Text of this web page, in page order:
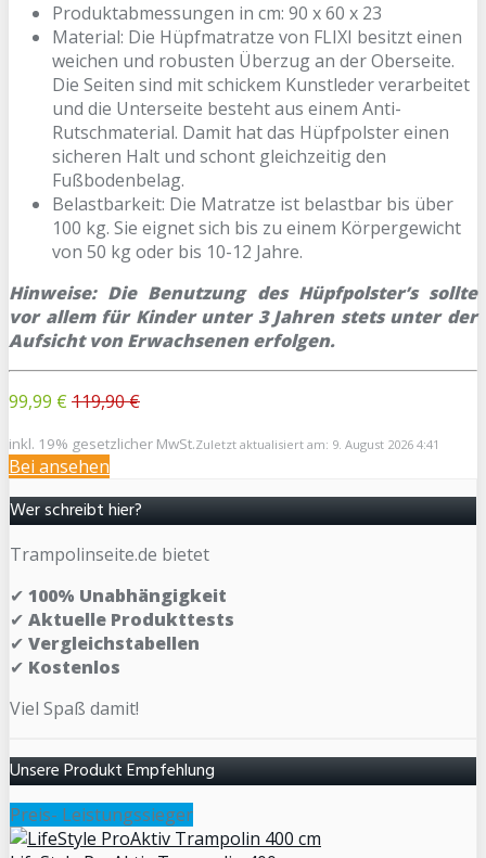
Produktabmessungen in cm: 90 x 60 x 23
Material: Die Hüpfmatratze von FLIXI besitzt einen
weichen und robusten Überzug an der Oberseite.
Die Seiten sind mit schickem Kunstleder verarbeitet
und die Unterseite besteht aus einem Anti-
Rutschmaterial. Damit hat das Hüpfpolster einen
sicheren Halt und schont gleichzeitig den
Fußbodenbelag.
Belastbarkeit: Die Matratze ist belastbar bis über
100 kg. Sie eignet sich bis zu einem Körpergewicht
von 50 kg oder bis 10-12 Jahre.
Hinweise: Die Benutzung des Hüpfpolster’s sollte
vor allem für Kinder unter 3 Jahren stets unter der
Aufsicht von Erwachsenen erfolgen.
99,99 € 119,90 €
inkl. 19% gesetzlicher MwSt.Zuletzt aktualisiert am: 9. August 2026 4:41
Bei ansehen
Wer schreibt hier?
Trampolinseite.de bietet
✔ 100% Unabhängigkeit
✔ Aktuelle Produkttests
✔ Vergleichstabellen
✔ Kostenlos
Viel Spaß damit!
Unsere Produkt Empfehlung
Preis- Leistungssieger